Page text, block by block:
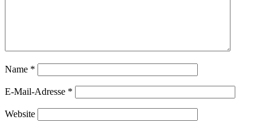
Name *
E-Mail-Adresse *
Website